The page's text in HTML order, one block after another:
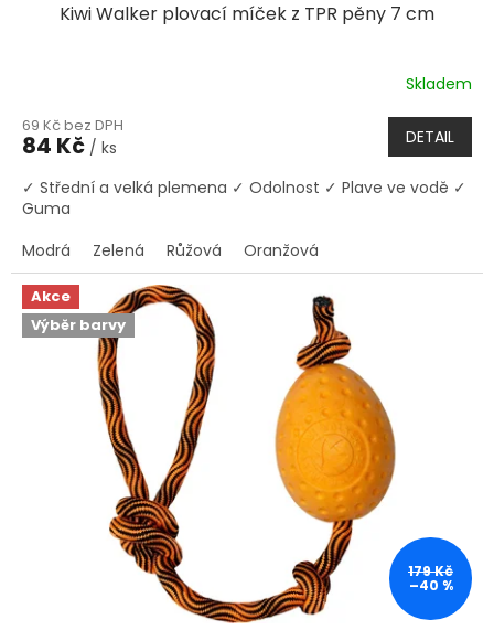
Kiwi Walker plovací míček z TPR pěny 7 cm
Skladem
69 Kč bez DPH
84 Kč / ks DETAIL
✓ Střední a velká plemena ✓ Odolnost ✓ Plave ve vodě ✓
Guma
Modrá
Zelená Růžová Oranžová
Akce
Výběr barvy
179 Kč
–40 %